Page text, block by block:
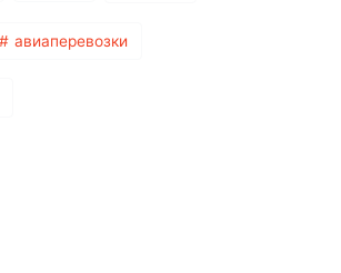
авиаперевозки